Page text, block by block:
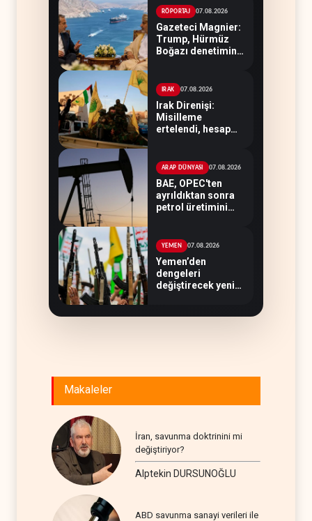
RÖPORTAJ 07.08.2026
Gazeteci Magnier:
Trump, Hürmüz
Boğazı denetimini
etti
IRAK 07.08.2026
Irak Direnişi:
Misilleme
ertelendi, hesap
ARAP DÜNYASI 07.08.2026
BAE, OPEC'ten
ayrıldıktan sonra
petrol üretimini
YEMEN 07.08.2026
Yemen’den
dengeleri
değiştirecek yeni
Makaleler
İran, savunma doktrinini mi
değiştiriyor?
Alptekin DURSUNOĞLU
ABD savunma sanayi verileri ile